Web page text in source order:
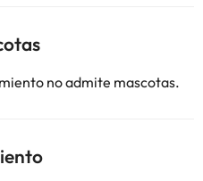
no admite mascotas.